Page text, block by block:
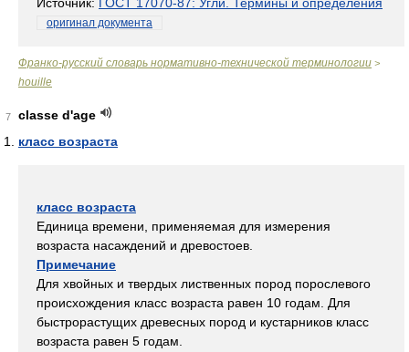
оригинал документа
Франко-русский словарь нормативно-технической терминологии >
houille
7
classe d'age
класс возраста
класс возраста
Единица времени, применяемая для измерения
возраста насаждений и древостоев.
Примечание
Для хвойных и твердых лиственных пород порослевого
происхождения класс возраста равен 10 годам. Для
быстрорастущих древесных пород и кустарников класс
возраста равен 5 годам.